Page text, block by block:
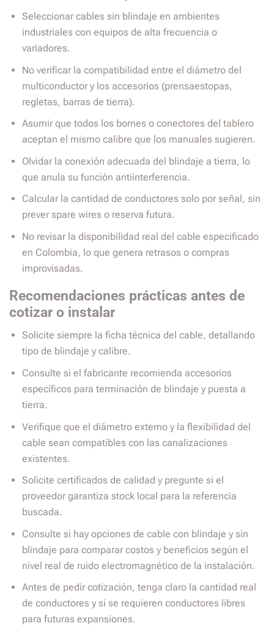
Seleccionar cables sin blindaje en ambientes
industriales con equipos de alta frecuencia o
variadores.
No verificar la compatibilidad entre el diámetro del
multiconductor y los accesorios (prensaestopas,
regletas, barras de tierra).
Asumir que todos los bornes o conectores del tablero
aceptan el mismo calibre que los manuales sugieren.
Olvidar la conexión adecuada del blindaje a tierra, lo
que anula su función antiinterferencia.
Calcular la cantidad de conductores solo por señal, sin
prever spare wires o reserva futura.
No revisar la disponibilidad real del cable especificado
en Colombia, lo que genera retrasos o compras
improvisadas.
Recomendaciones prácticas antes de
cotizar o instalar
Solicite siempre la ficha técnica del cable, detallando
tipo de blindaje y calibre.
Consulte si el fabricante recomienda accesorios
específicos para terminación de blindaje y puesta a
tierra.
Verifique que el diámetro externo y la flexibilidad del
cable sean compatibles con las canalizaciones
existentes.
Solicite certificados de calidad y pregunte si el
proveedor garantiza stock local para la referencia
buscada.
Consulte si hay opciones de cable con blindaje y sin
blindaje para comparar costos y beneficios según el
nivel real de ruido electromagnético de la instalación.
Antes de pedir cotización, tenga claro la cantidad real
de conductores y si se requieren conductores libres
para futuras expansiones.